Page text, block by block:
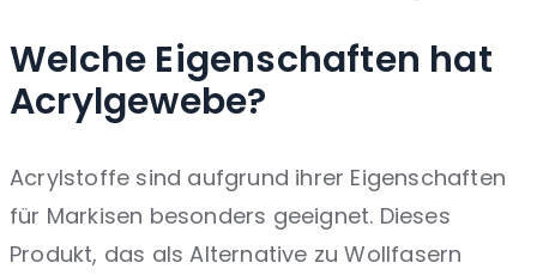
Welche Eigenschaften hat
Acrylgewebe?
Acrylstoffe sind aufgrund ihrer Eigenschaften
für Markisen besonders geeignet. Dieses
Produkt, das als Alternative zu Wollfasern